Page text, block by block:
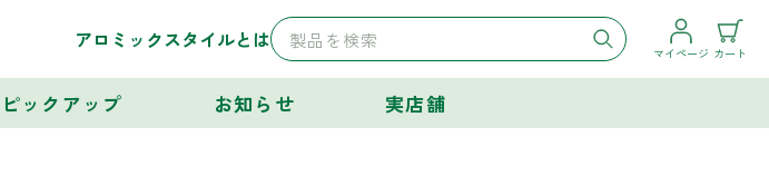
アロミックスタイルとは
マイページ カート
ピックアップ お知らせ 実店舗